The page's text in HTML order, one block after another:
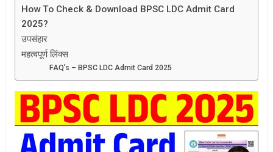
How To Check & Download BPSC LDC Admit Card
2025?
उपसंहार
महत्वपूर्ण लिंक्स
FAQ’s – BPSC LDC Admit Card 2025